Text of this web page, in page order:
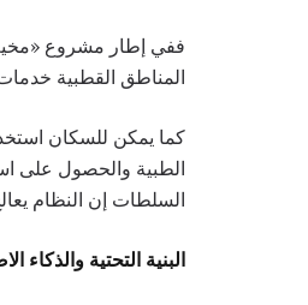
المناطق القطبية
كما يمكن للسكان
الطبية والحصول على
السلطات إن النظام يعالج نحو 10 آلاف طلب موعد طبي و8 آلاف استشارة
البنية التحتية والذكاء